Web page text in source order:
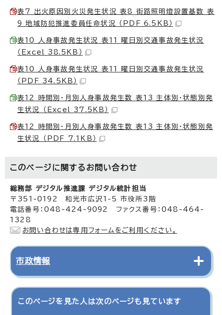
表7 出火原因別火災発生状況 表8 街路照明燈設置基数 表
9 地域防犯推進委員任命状況 （PDF 6.5KB）
表10 人身事故発生状況 表11 曜日別交通事故発生状況
（Excel 38.5KB）
表10 人身事故発生状況 表11 曜日別交通事故発生状況
（PDF 34.5KB）
表12 時間別・月別人身事故発生数 表13 主体別・状態別発
生状況 （Excel 37.5KB）
表12 時間別・月別人身事故発生数 表13 主体別・状態別発
生状況 （PDF 7.1KB）
このページに関する お問い合わせ
総務部 デジタル推進課 デジタル統計担当
〒351-0192 和光市広沢1-5 市役所3階
電話番号：048-424-9092 ファクス番号：048-464-
1328
お問い合わせは専用フォームをご利用ください。
市政情報
このページを見た人は次のページも見ています